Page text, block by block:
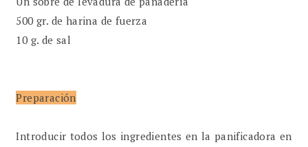
500 gr. de harina de fuerza
10 g. de sal
Preparación
Introducir todos los ingredientes en la panificadora en